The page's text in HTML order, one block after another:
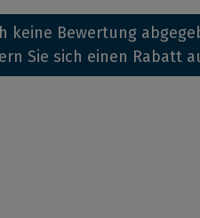
keine Bewertung
Sie sich einen Rabatt